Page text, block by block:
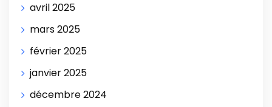
avril 2025
mars 2025
février 2025
janvier 2025
décembre 2024